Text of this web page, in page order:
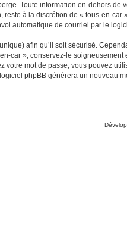
Toute information en-dehors de
reste à la discrétion de « tous-en-
automatique de courriel par le
afin qu’il soit sécurisé.
car », conservez-le
votre mot de passe, vous pouvez
phpBB générera un nouveau